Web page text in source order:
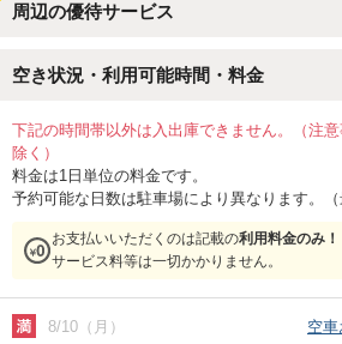
周辺の優待サービス
空き状況・利用可能時間・料金
下記の時間帯以外は入出庫できません。（注
除く）
料金は1日単位の料金です。
予約可能な日数は駐車場により異なります。（
お支払いいただくのは記載の利用料金のみ！
サービス料等は一切かかりません。
8/10（月） 空